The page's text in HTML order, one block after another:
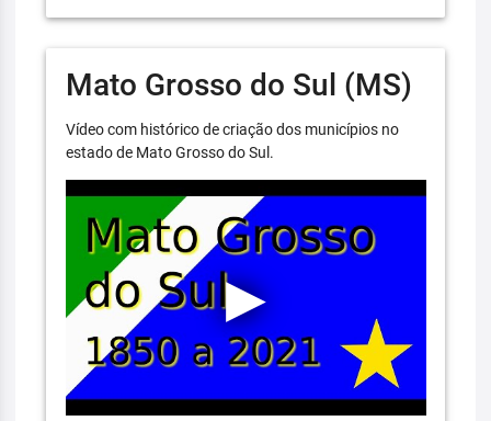
Mato Grosso do Sul (MS)
Vídeo com histórico de criação dos municípios no
estado de Mato Grosso do Sul.